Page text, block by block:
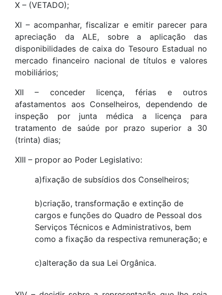
X – (VETADO);
XI – acompanhar, fiscalizar e emitir parecer para
apreciação da ALE, sobre a aplicação das
disponibilidades de caixa do Tesouro Estadual no
mercado financeiro nacional de títulos e valores
mobiliários;
XII – conceder licença, férias e outros
afastamentos aos Conselheiros, dependendo de
inspeção por junta médica a licença para
tratamento de saúde por prazo superior a 30
(trinta) dias;
XIII – propor ao Poder Legislativo:
a)fixação de subsídios dos Conselheiros;
b)criação, transformação e extinção de
cargos e funções do Quadro de Pessoal dos
Serviços Técnicos e Administrativos, bem
como a fixação da respectiva remuneração; e
c)alteração da sua Lei Orgânica.